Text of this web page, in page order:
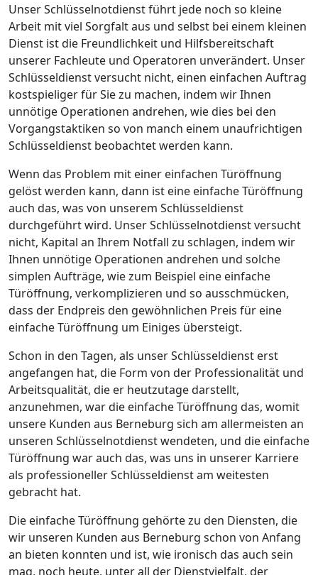
Unser Schlüsselnotdienst führt jede noch so kleine
Arbeit mit viel Sorgfalt aus und selbst bei einem kleinen
Dienst ist die Freundlichkeit und Hilfsbereitschaft
unserer Fachleute und Operatoren unverändert. Unser
Schlüsseldienst versucht nicht, einen einfachen Auftrag
kostspieliger für Sie zu machen, indem wir Ihnen
unnötige Operationen andrehen, wie dies bei den
Vorgangstaktiken so von manch einem unaufrichtigen
Schlüsseldienst beobachtet werden kann.
Wenn das Problem mit einer einfachen Türöffnung
gelöst werden kann, dann ist eine einfache Türöffnung
auch das, was von unserem Schlüsseldienst
durchgeführt wird. Unser Schlüsselnotdienst versucht
nicht, Kapital an Ihrem Notfall zu schlagen, indem wir
Ihnen unnötige Operationen andrehen und solche
simplen Aufträge, wie zum Beispiel eine einfache
Türöffnung, verkomplizieren und so ausschmücken,
dass der Endpreis den gewöhnlichen Preis für eine
einfache Türöffnung um Einiges übersteigt.
Schon in den Tagen, als unser Schlüsseldienst erst
angefangen hat, die Form von der Professionalität und
Arbeitsqualität, die er heutzutage darstellt,
anzunehmen, war die einfache Türöffnung das, womit
unsere Kunden aus Berneburg sich am allermeisten an
unseren Schlüsselnotdienst wendeten, und die einfache
Türöffnung war auch das, was uns in unserer Karriere
als professioneller Schlüsseldienst am weitesten
gebracht hat.
Die einfache Türöffnung gehörte zu den Diensten, die
wir unseren Kunden aus Berneburg schon von Anfang
an bieten konnten und ist, wie ironisch das auch sein
mag, noch heute, unter all der Dienstvielfalt, der